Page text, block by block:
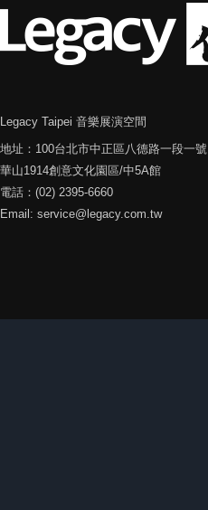
Legacy Taipei 音樂展演空間
地址：100台北市中正區八德路一段一號
華山1914創意文化園區/中5A館
電話：(02) 2395-6660
Email: service@legacy.com.tw